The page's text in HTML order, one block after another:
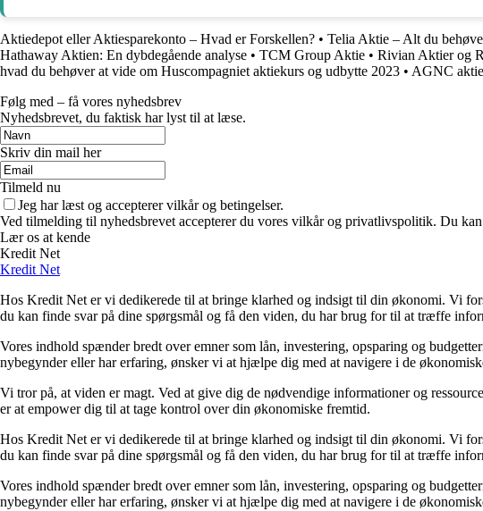
Aktiedepot eller Aktiesparekonto – Hvad er Forskellen? • Telia Aktie – Alt du
Hathaway Aktien: En dybdegående analyse • TCM Group Aktie • Rivian Aktier og
hvad du behøver at vide om Huscompagniet aktiekurs og udbytte 2023 • AGNC
Følg med – få vores nyhedsbrev
Nyhedsbrevet, du faktisk har lyst til at læse.
Skriv din mail her
Tilmeld nu
Jeg har læst og accepterer vilkår og betingelser.
Ved tilmelding til nyhedsbrevet accepterer du vores vilkår og privatlivspolitik. Du
Lær os at kende
Kredit Net
Kredit Net
Hos Kredit Net er vi dedikerede til at bringe klarhed og indsigt til din økonomi. Vi
du kan finde svar på dine spørgsmål og få den viden, du har brug for til at træffe
Vores indhold spænder bredt over emner som lån, investering, opsparing og
nybegynder eller har erfaring, ønsker vi at hjælpe dig med at navigere i de
Vi tror på, at viden er magt. Ved at give dig de nødvendige informationer og
er at empower dig til at tage kontrol over din økonomiske fremtid.
Hos Kredit Net er vi dedikerede til at bringe klarhed og indsigt til din økonomi. Vi
du kan finde svar på dine spørgsmål og få den viden, du har brug for til at træffe
Vores indhold spænder bredt over emner som lån, investering, opsparing og
nybegynder eller har erfaring, ønsker vi at hjælpe dig med at navigere i de